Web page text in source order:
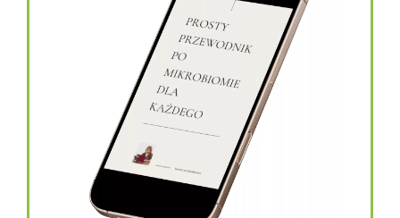
topinambur w kapsułkach